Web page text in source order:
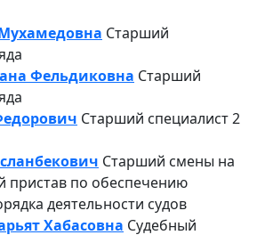
Старший
Фельдиковна Старший
Старший специалист 2
Старший смены на
пристав по обеспечению
деятельности судов
Хабасовна Судебный